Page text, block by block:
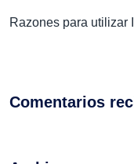
Razones para utilizar
Comentarios